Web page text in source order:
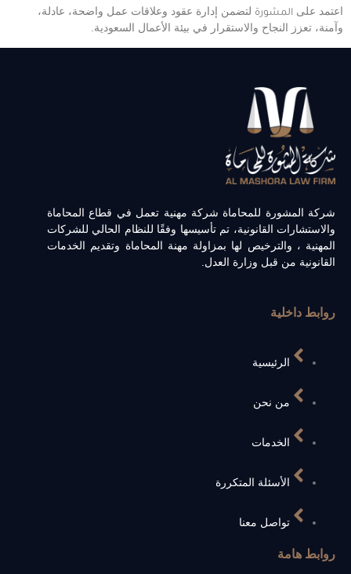
اعتمد على المشورة لتضمن إدارة عقود وعلاقات عمل واضحة، عادلة،
وآمنة، تعزز النجاح والاستقرار في بيئة الأعمال السعودية.
شركة المشورة للمحاماة شركة مهنية تعمل في قطاع المحاماة
والاستشارات القانونية، تم تأسيسها وفقًا للنظام الحالي للشركات
المهنية ، والترخيص لها بمزاولة مهنة المحاماة وتقديم الخدمات
القانونية من قبل وزارة العدل.
روابط داخلية
الرئيسية
من نحن
الخدمات
الأسئلة المتكررة
تواصل معنا
روابط هامة